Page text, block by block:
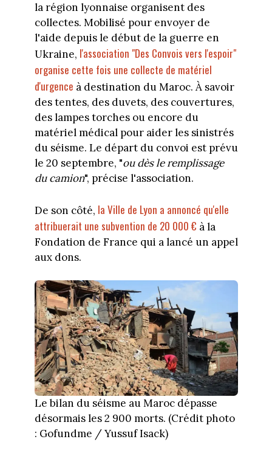
la région lyonnaise organisent des
collectes. Mobilisé pour envoyer de
l'aide depuis le début de la guerre en
Ukraine, l'association "Des Convois vers l'espoir"
organise cette fois une collecte de matériel
d'urgence à destination du Maroc. À savoir
des tentes, des duvets, des couvertures,
des lampes torches ou encore du
matériel médical pour aider les sinistrés
du séisme. Le départ du convoi est prévu
le 20 septembre, "ou dès le remplissage
du camion", précise l'association.
De son côté, la Ville de Lyon a annoncé qu'elle
attribuerait une subvention de 20 000 € à la
Fondation de France qui a lancé un appel
aux dons.
Le bilan du séisme au Maroc dépasse
désormais les 2 900 morts. (Crédit photo
: Gofundme / Yussuf Isack)